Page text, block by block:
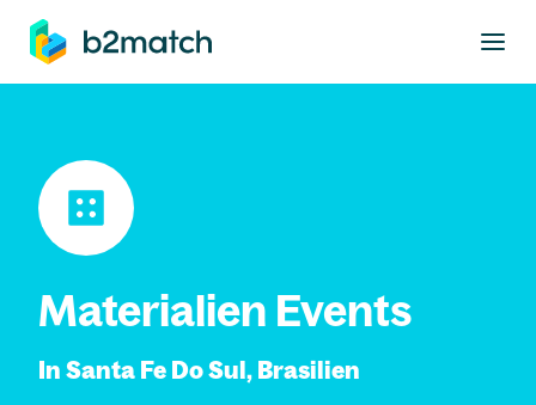
springen
Materialien Events
In Santa Fe Do Sul, Brasilien